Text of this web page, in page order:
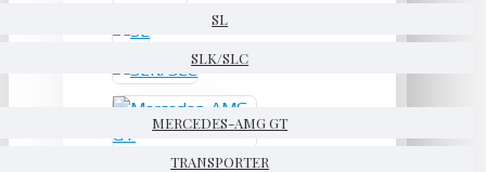
SL
SLK/SLC
MERCEDES-AMG GT
TRANSPORTER